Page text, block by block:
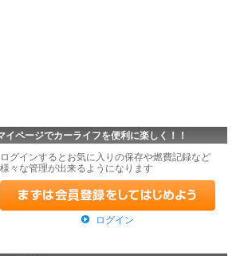
イページでカーライフを便利に楽しく！！
ログインするとお気に入りの保存や燃費記録など
様々な管理が出来るようになります
ログイン